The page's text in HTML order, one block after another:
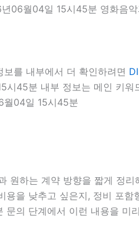
06월04일 15시45분 영화음
를 내부에서 더 확인하려면
45분 내부 정보는 메인 키
월04일 15시45분
원하는 계약 방향을 짧게 정
용을 낮추고 싶은지, 정비 포
의 단계에서 이런 내용을